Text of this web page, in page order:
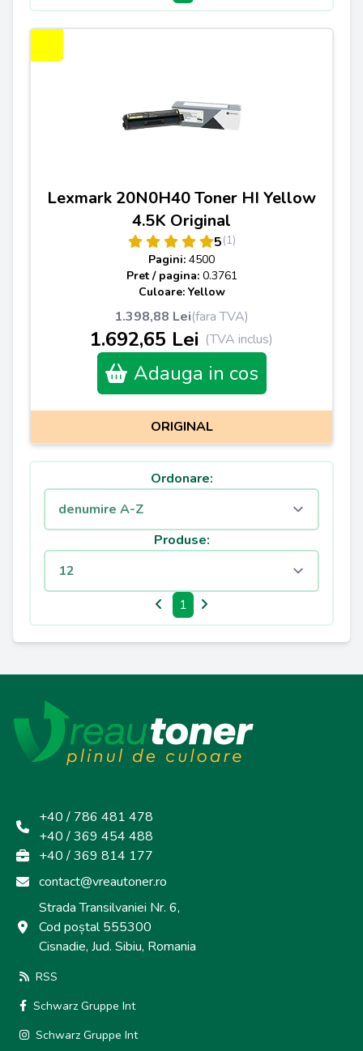
Lexmark 20N0H40 Toner HI Yellow
4.5K Original
5(1)
Pagini: 4500
Pret / pagina: 0.3761
Culoare: Yellow
1.398,88 Lei(fara TVA)
1.692,65 Lei (TVA inclus)
Adauga in cos
ORIGINAL
Ordonare:
Produse:
1
+40 / 786 481 478
+40 / 369 454 488
+40 / 369 814 177
contact@vreautoner.ro
Strada Transilvaniei Nr. 6,
Cod poștal 555300
Cisnadie, Jud. Sibiu, Romania
RSS
Schwarz Gruppe Int
Schwarz Gruppe Int